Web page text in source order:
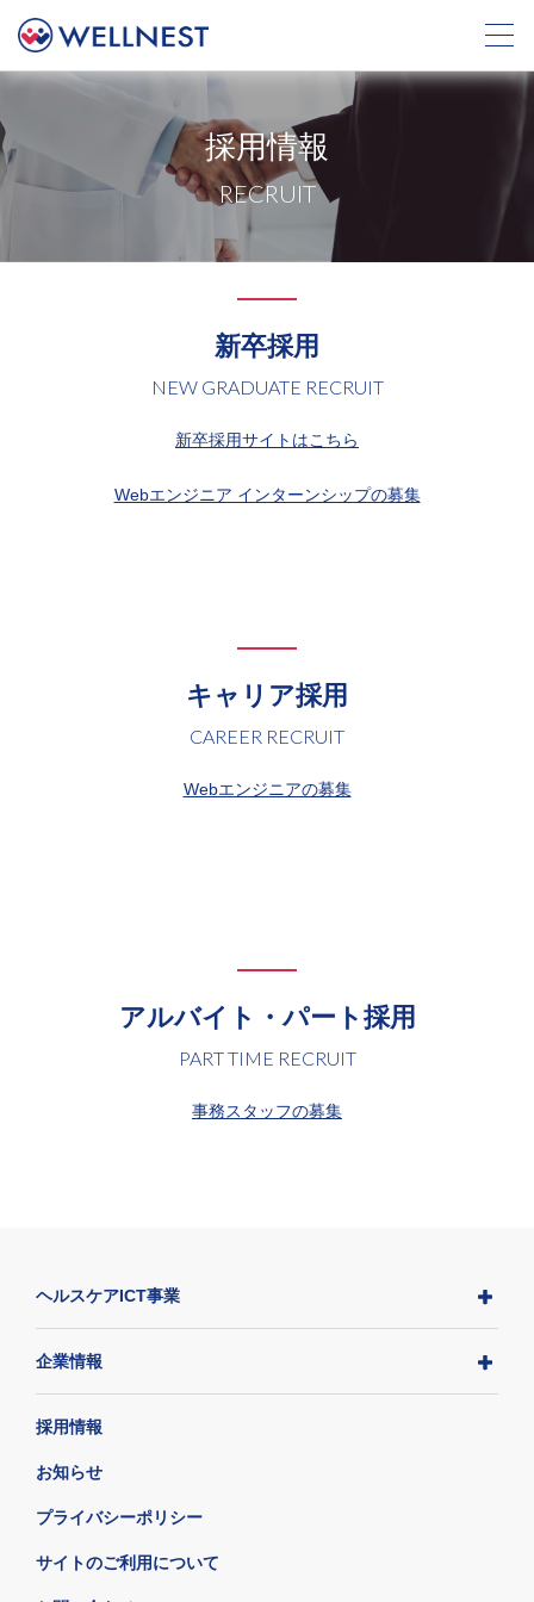
採用情報
RECRUIT
新卒採用
NEW GRADUATE RECRUIT
新卒採用サイトはこちら
Webエンジニア インターンシップの募集
キャリア採用
CAREER RECRUIT
Webエンジニアの募集
アルバイト・パート採用
PART TIME RECRUIT
事務スタッフの募集
ヘルスケアICT事業
企業情報
採用情報
お知らせ
プライバシーポリシー
サイトのご利用について